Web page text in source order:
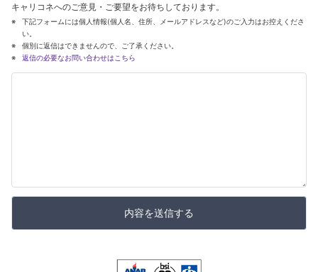
キャリコネへのご意見・ご要望をお待ちしております。
下記フォームには個人情報(個人名、住所、メールアドレスなど)のご入力はお控えくださ
い。
個別に返信はできませんので、ご了承ください。
返信の必要なお問い合わせはこちら
内容を送信する